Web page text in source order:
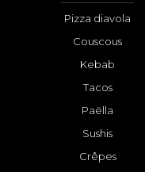
Pizza diavola
Couscous
Kebab
Tacos
Paëlla
Sushis
Crêpes